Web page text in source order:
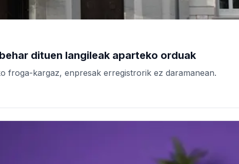
dituen langileak aparteko orduak
froga-kargaz, enpresak erregistrorik ez daramanean.